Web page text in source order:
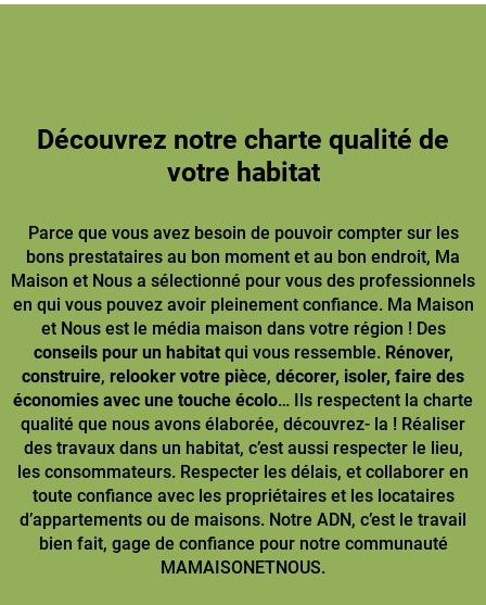
Découvrez notre charte qualité de
votre habitat
Parce que vous avez besoin de pouvoir compter sur les
bons prestataires au bon moment et au bon endroit, Ma
Maison et Nous a sélectionné pour vous des professionnels
en qui vous pouvez avoir pleinement confiance. Ma Maison
et Nous est le média maison dans votre région ! Des
conseils pour un habitatqui vous ressemble. Rénover,
construire, relooker votre pièce, décorer, isoler, faire des
économies avec une touche écolo… Ils respectent la charte
qualité que nous avons élaborée, découvrez- la ! Réaliser
des travaux dans un habitat, c’est aussi respecter le lieu,
les consommateurs. Respecter les délais, et collaborer en
toute confiance avec les propriétaires et les locataires
d’appartements ou de maisons. Notre ADN, c’est le travail
bien fait, gage de confiance pour notre communauté
MAMAISONETNOUS.